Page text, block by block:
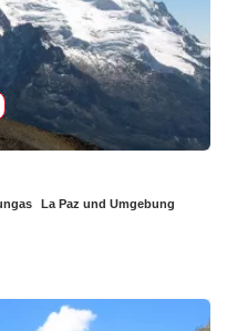
La Paz und Umgebung